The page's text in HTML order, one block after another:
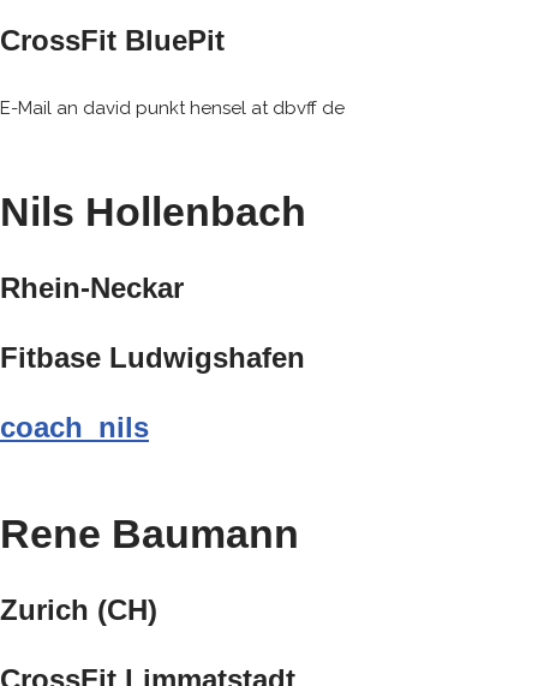
CrossFit BluePit
E-Mail an david punkt hensel at dbvff de
Nils Hollenbach
Rhein-Neckar
Fitbase Ludwigshafen
coach_nils
Rene Baumann
Zurich (CH)
CrossFit Limmatstadt